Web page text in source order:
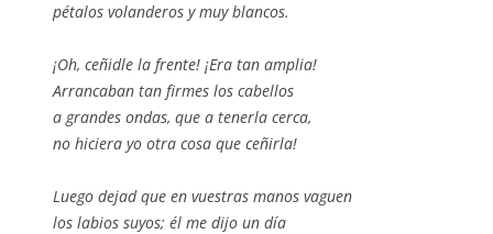
pétalos volanderos y muy blancos.
¡Oh, ceñidle la frente! ¡Era tan amplia!
Arrancaban tan firmes los cabellos
a grandes ondas, que a tenerla cerca,
no hiciera yo otra cosa que ceñirla!
Luego dejad que en vuestras manos vaguen
los labios suyos; él me dijo un día